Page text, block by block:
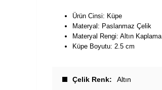
Ürün Cinsi: Küpe
Materyal: Paslanmaz Çelik
Materyal Rengi: Altın Kaplama
Küpe Boyutu: 2.5 cm
Çelik Renk
Altın